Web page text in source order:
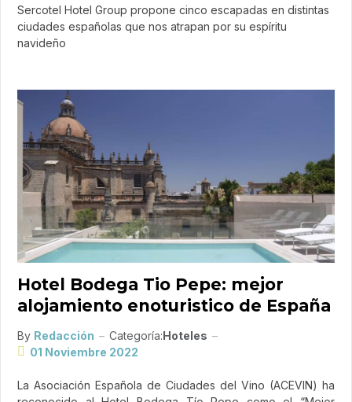
Sercotel Hotel Group propone cinco escapadas en distintas
ciudades españolas que nos atrapan por su espíritu
navideño
Hotel Bodega Tio Pepe: mejor
alojamiento enoturistico de España
By Redacción Categoría:Hoteles
01 Noviembre 2022
La Asociación Española de Ciudades del Vino (ACEVIN) ha